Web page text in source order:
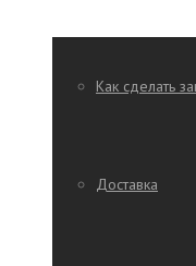
Как сделать
Доставка